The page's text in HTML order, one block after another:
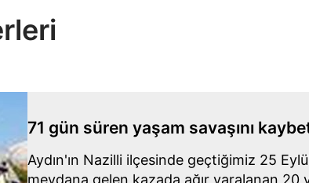
71 gün süren yaşam savaşını
Aydın'ın Nazilli ilçesinde geçtiğimiz 25
meydana gelen kazada ağır yaralanan 20